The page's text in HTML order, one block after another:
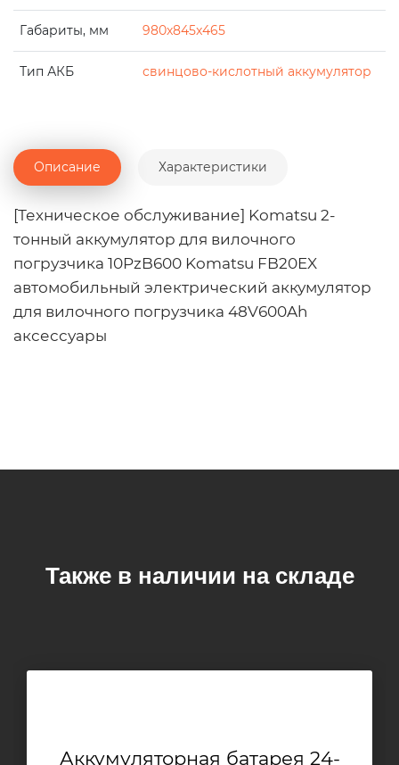
Габариты, мм 980x845x465
Тип АКБ свинцово-кислотный аккумулятор
Описание Характеристики
[Техническое обслуживание] Komatsu 2-
тонный аккумулятор для вилочного
погрузчика 10PzB600 Komatsu FB20EX
автомобильный электрический аккумулятор
для вилочного погрузчика 48V600Ah
аксессуары
Также в наличии на складе
Аккумуляторная батарея 24-